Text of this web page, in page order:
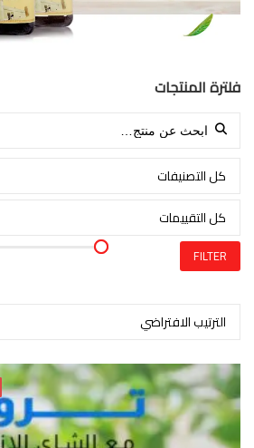
فلترة المنتجات
Search for:
كل التصنيفات
كل التقييمات
FILTER
الترتيب الافتراضي